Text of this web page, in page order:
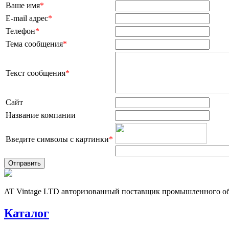
Ваше имя*
E-mail адрес*
Телефон*
Тема сообщения*
Текст сообщения*
Сайт
Название компании
Введите символы с картинки*
AT Vintage LTD авторизованный поставщик промышленного
Каталог